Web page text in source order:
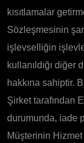
kısıtlamalar
Sözleşmesinin
işlevselliğin
kullanıldığı
hakkına sahiptir.
Şirket tarafından
durumunda, iade
Müşterinin